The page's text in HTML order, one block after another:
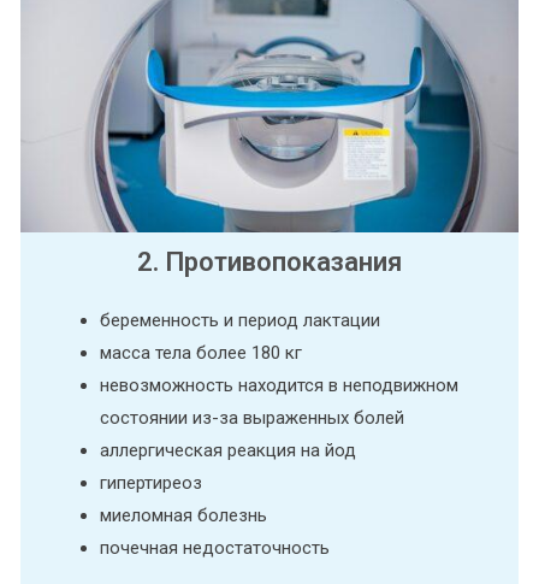
2. Противопоказания
беременность и период лактации
масса тела более 180 кг
невозможность находится в неподвижном
состоянии из-за выраженных болей
аллергическая реакция на йод
гипертиреоз
миеломная болезнь
почечная недостаточность